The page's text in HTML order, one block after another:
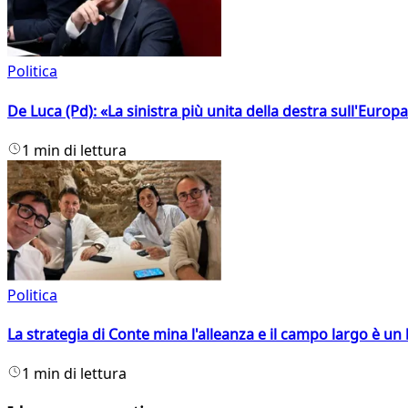
Politica
De Luca (Pd): «La sinistra più unita della destra
1 min di lettura
Politica
La strategia di Conte mina l'alleanza e il campo largo è
1 min di lettura